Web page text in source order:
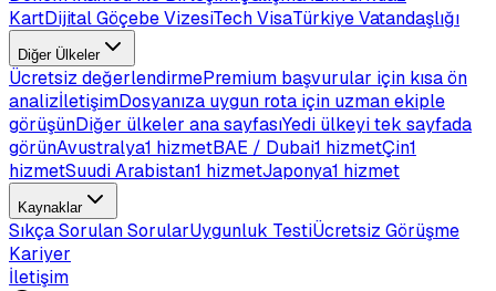
KartDijital Göçebe VizesiTech VisaTürkiye Vatandaşlığı
Diğer Ülkeler
Ücretsiz değerlendirmePremium başvurular için kısa ön
analizİletişimDosyanıza uygun rota için uzman ekiple
görüşünDiğer ülkeler ana sayfasıYedi ülkeyi tek sayfada
görünAvustralya1 hizmetBAE / Dubai1 hizmetÇin1
hizmetSuudi Arabistan1 hizmetJaponya1 hizmet
Kaynaklar
Sıkça Sorulan SorularUygunluk TestiÜcretsiz Görüşme
Kariyer
İletişim